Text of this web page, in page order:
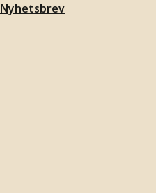
Nyhetsbrev